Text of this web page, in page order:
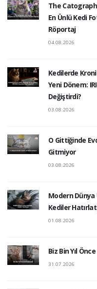
The
En Ünlü Kedi
Röportaj
04.08.2026
Kedilerde
Yeni Dönem:
Değiştirdi?
03.08.2026
O Gittiğinde
Gitmiyor
03.08.2026
Modern
Kediler
01.08.2026
Biz Bin Yıl
31.07.2026